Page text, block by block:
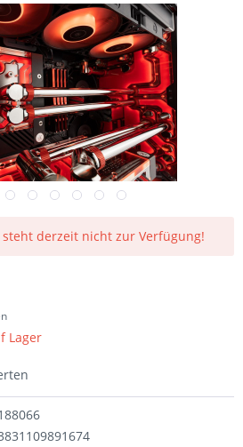
derzeit nicht zur Verfügung!
Lager